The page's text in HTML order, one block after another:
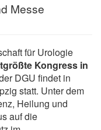
Messe
für Urologie
Kongress in
DGU findet in
statt. Unter dem
Heilung und
auf die